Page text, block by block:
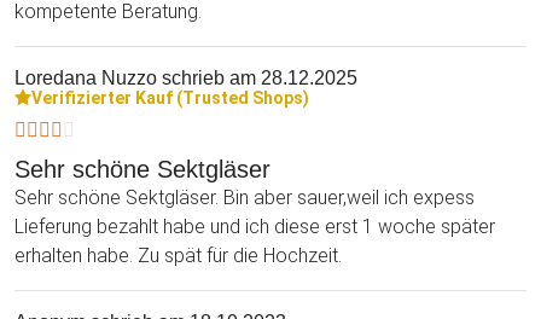
kompetente Beratung.
Loredana Nuzzo schrieb am 28.12.2025
Verifizierter Kauf (Trusted Shops)
Sehr schöne Sektgläser
Sehr schöne Sektgläser. Bin aber sauer,weil ich expess
Lieferung bezahlt habe und ich diese erst 1 woche später
erhalten habe. Zu spät für die Hochzeit.